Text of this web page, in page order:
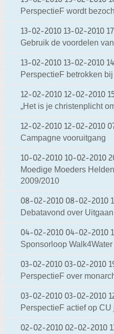
PerspectieF wordt
13-02-2010 13-02-2010
Gebruik de voordelen
13-02-2010 13-02-2010
PerspectieF betrokken
12-02-2010 12-02-2010
„Het is je christenplicht
12-02-2010 12-02-2010
Campagne vooruitgang
10-02-2010 10-02-2010
Moedige Moeders
2009/2010
08-02-2010 08-02-2010
Debatavond over
04-02-2010 04-02-2010
Sponsorloop
03-02-2010 03-02-2010
PerspectieF over
03-02-2010 03-02-2010
PerspectieF actief op
02-02-2010 02-02-2010